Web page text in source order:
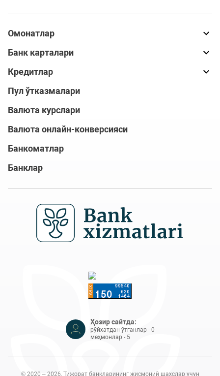
Омонатлар
Банк карталари
Кредитлар
Пул ўтказмалари
Валюта курслари
Валюта онлайн-конверсияси
Банкоматлар
Банклар
Ҳозир сайтда:
рўйхатдан ўтганлар - 0
меҳмонлар - 5
© 2020 – 2026, Тижорат банкларининг жисмоний шахслар учун